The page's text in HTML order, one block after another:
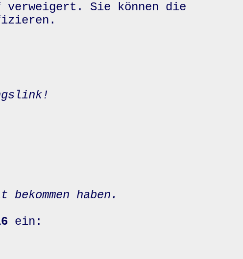
Sie können die
haben.
ein: